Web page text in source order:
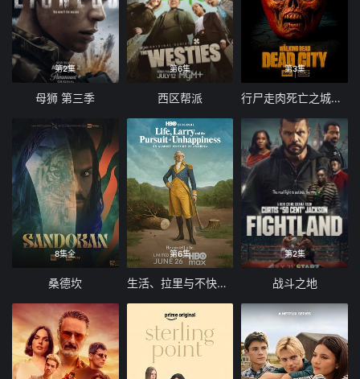
第2集
母狮 第三季
第6集
西区帮派
第3集
行尸走肉死亡之城第三季
8集全
桑德坎
第6集
生活、拉里与不快乐的追求：一部美国史
第2集
战斗之地